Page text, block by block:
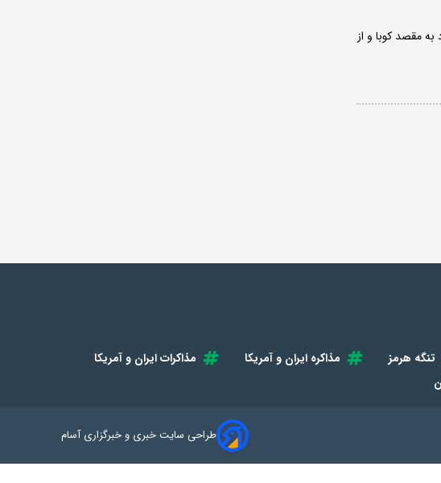
مقصد کوبا و از
تنگه هرمز مذاکره ایران و آمریکا
مذاکرات ایران و آمریکا
طراحی سایت خبری و خبرگزاری آسام